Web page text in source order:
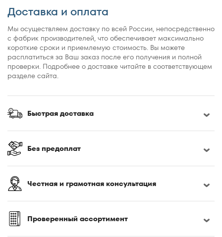
160x186
160x195
160x200
160x210
160x220
170x200
180x190
180x195
180x210
180x220
185x200
190x200
Доставка и оплата
Мы осуществляем доставку по всей России, непосредственно
с фабрик производителей, что обеспечивает максимально
короткие сроки и приемлемую стоимость. Вы можете
расплатиться за Ваш заказ после его получения и полной
проверки. Подробнее о доставке читайте в соответствующем
разделе сайта.
Быстрая доставка
Без предоплат
Честная и грамотная консультация
Проверенный ассортимент